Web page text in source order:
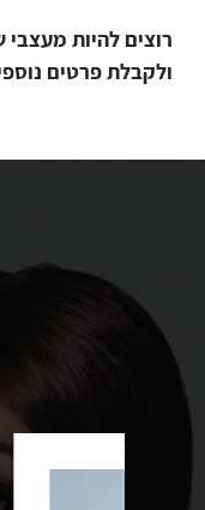
רוצים להיות
ולקבלת פרטים